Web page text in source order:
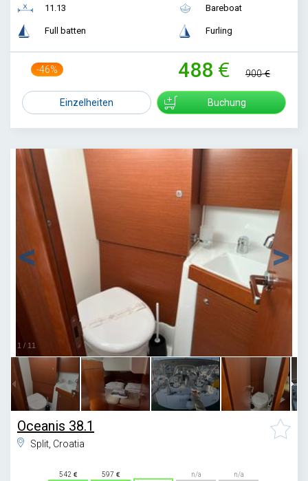
11.13
Full batten
Bareboat
Furling
-46% 488 900
Einzelheiten Buchung
1 / 11
Oceanis 38.1
Split, Croatia
542
597
n/a
n/a